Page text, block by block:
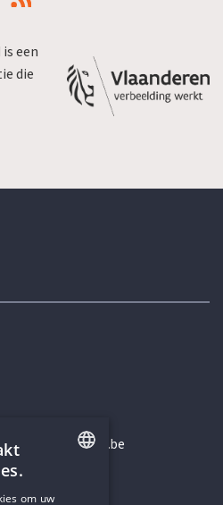
een
die
om uw